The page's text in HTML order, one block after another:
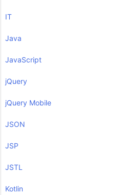
IT
Java
JavaScript
jQuery
jQuery Mobile
JSON
JSP
JSTL
Kotlin